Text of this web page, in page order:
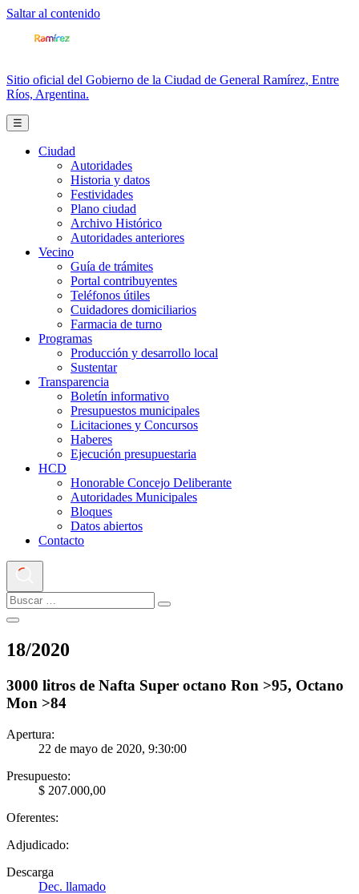
Saltar al contenido
Sitio oficial del Gobierno de la Ciudad de General Ramírez, Entre
Ríos, Argentina.
☰
Ciudad
Autoridades
Historia y datos
Festividades
Plano ciudad
Archivo Histórico
Autoridades anteriores
Vecino
Guía de trámites
Portal contribuyentes
Teléfonos útiles
Cuidadores domiciliarios
Farmacia de turno
Programas
Producción y desarrollo local
Sustentar
Transparencia
Boletín informativo
Presupuestos municipales
Licitaciones y Concursos
Haberes
Ejecución presupuestaria
HCD
Honorable Concejo Deliberante
Autoridades Municipales
Bloques
Datos abiertos
Contacto
18/2020
3000 litros de Nafta Super octano Ron >95, Octano
Mon >84
Apertura:
22 de mayo de 2020, 9:30:00
Presupuesto:
$ 207.000,00
Oferentes:
Adjudicado:
Descarga
Dec. llamado